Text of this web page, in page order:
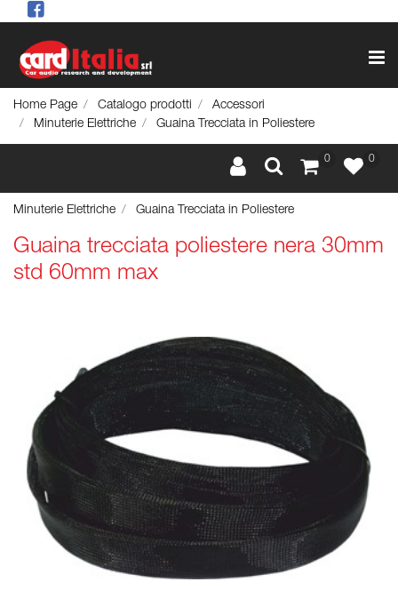
Home Page Catalogo prodotti
Accessori
Minuterie Elettriche
Guaina Trecciata in Poliestere
0 0
Minuterie Elettriche Guaina Trecciata in Poliestere
Guaina trecciata poliestere nera 30mm
std 60mm max